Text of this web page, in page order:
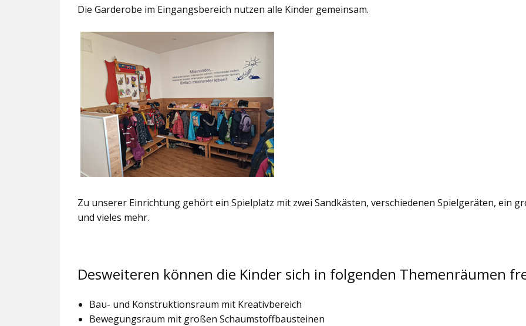
Die Garderobe im Eingangsbereich nutzen alle Kinder gemeinsam.
Zu unserer Einrichtung gehört ein Spielplatz mit zwei Sandkästen, verschiedenen Spielgeräten, ein
und vieles mehr.
Desweiteren können die Kinder sich in folgenden Themenräumen
Bau- und Konstruktionsraum mit Kreativbereich
Bewegungsraum mit großen Schaumstoffbausteinen